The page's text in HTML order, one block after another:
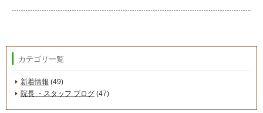
カテゴリ一覧
新着情報 (49)
院長 ・スタッフ ブログ (47)